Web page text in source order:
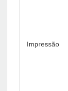
Impressão